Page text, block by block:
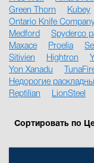
Green Thorn
Kubey
Ontario Knife
Medford
Spyderco
Maxace
Proelia
Sitivien
Hightron
Yon Xanadu
Недорогие
Reptilian
LionSteel
Сортировать по